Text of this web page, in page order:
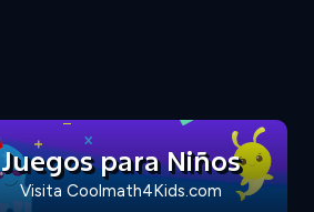
Juegos para Niños
Visita Coolmath4Kids.com